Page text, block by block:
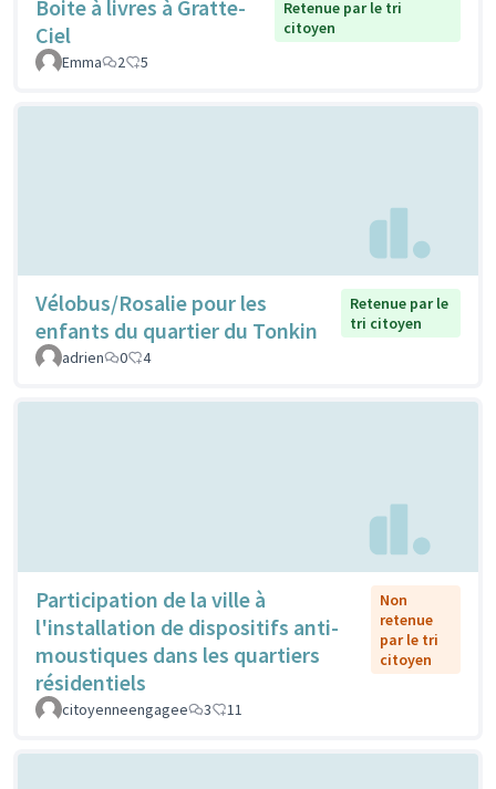
Boite à livres à Gratte-
Ciel
Retenue par le tri
citoyen
Emma
2 5
Vélobus/Rosalie pour les
enfants du quartier du Tonkin
Retenue par le
tri citoyen
adrien
0 4
Participation de la ville à
l'installation de dispositifs anti-
moustiques dans les quartiers
résidentiels
Non
retenue
par le tri
citoyen
citoyenneengagee 3 11